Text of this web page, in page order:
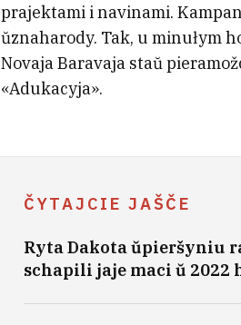
prajektami i navinami.
ŭznaharody. Tak, u minułym
Novaja Baravaja staŭ
«Adukacyja».
ČYTAJCIE JAŠČE
Ryta Dakota ŭpieršyniu
schapili jaje maci ŭ 2022